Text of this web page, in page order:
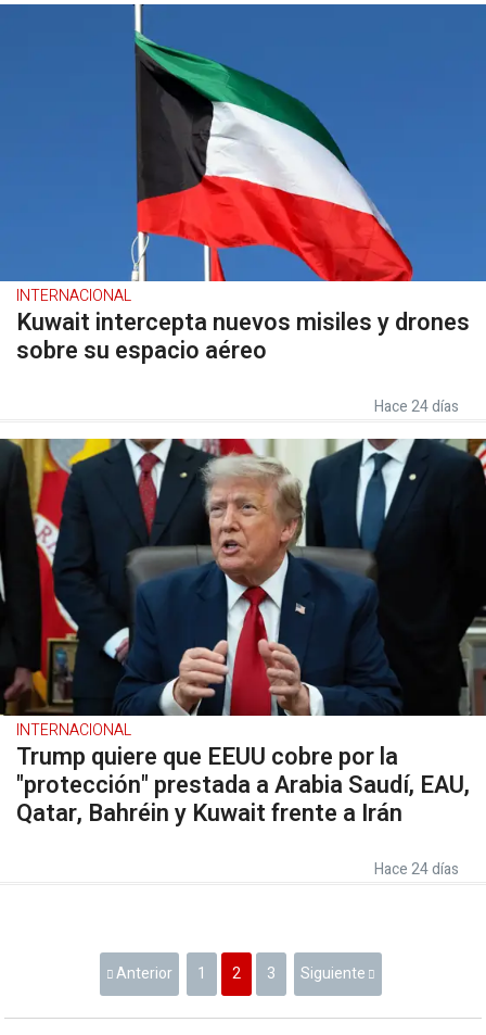
INTERNACIONAL
Kuwait intercepta nuevos misiles y drones
sobre su espacio aéreo
Hace 24 días
INTERNACIONAL
Trump quiere que EEUU cobre por la
"protección" prestada a Arabia Saudí, EAU,
Qatar, Bahréin y Kuwait frente a Irán
Hace 24 días
Anterior 1 2 3 Siguiente